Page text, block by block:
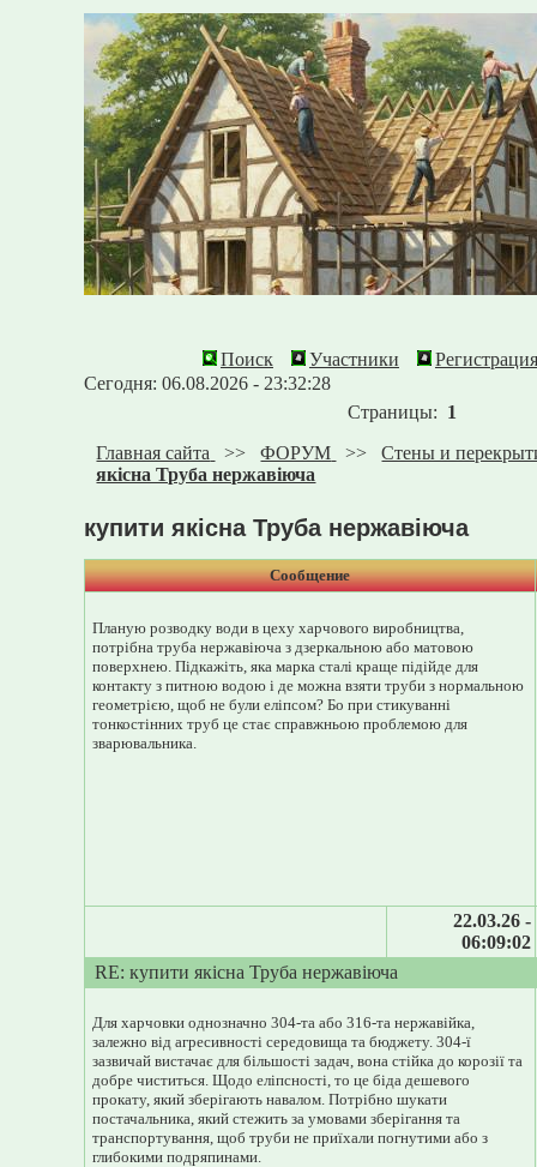
Поиск Участники
Регистрация
Сегодня: 06.08.2026 - 23:32:28
Страницы: 1
Главная сайта
>>ФОРУМ >>Стены и
якісна Труба нержавіюча
купити якісна Труба нержавіюча
Сообщение
Планую розводку води в цеху харчового виробництва,
потрібна труба нержавіюча з дзеркальною або матовою
поверхнею. Підкажіть, яка марка сталі краще підійде для
контакту з питною водою і де можна взяти труби з нормальною
геометрією, щоб не були еліпсом? Бо при стикуванні
тонкостінних труб це стає справжньою проблемою для
зварювальника.
22.03.26 -
06:09:02
RE: купити якісна Труба нержавіюча
Для харчовки однозначно 304-та або 316-та нержавійка,
залежно від агресивності середовища та бюджету. 304-ї
зазвичай вистачає для більшості задач, вона стійка до корозії та
добре чиститься. Щодо еліпсності, то це біда дешевого
прокату, який зберігають навалом. Потрібно шукати
постачальника, який стежить за умовами зберігання та
транспортування, щоб труби не приїхали погнутими або з
глибокими подряпинами.